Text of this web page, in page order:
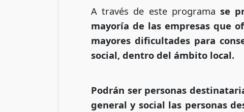
A través de este programa se
mayoría de las empresas que
mayores dificultades para
social, dentro del ámbito local.
Podrán ser personas
general y social las personas